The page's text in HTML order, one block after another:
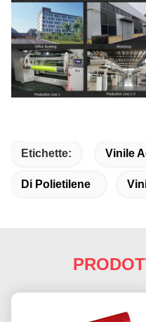
Etichette: Vinile
Di Polietilene